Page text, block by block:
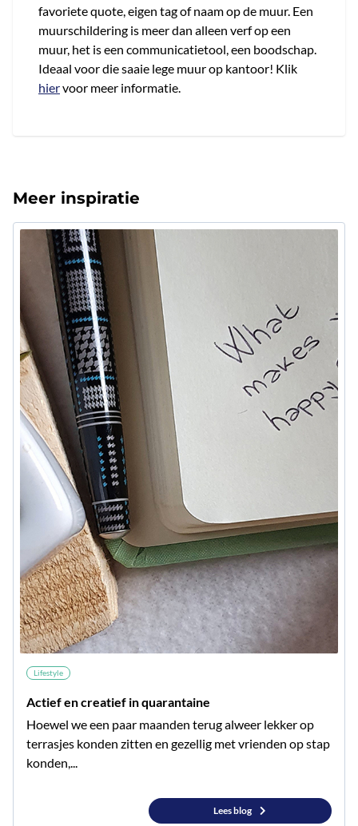
favoriete quote, eigen tag of naam op de muur. Een
muurschildering is meer dan alleen verf op een
muur, het is een communicatietool, een boodschap.
Ideaal voor die saaie lege muur op kantoor! Klik
hiervoor meer informatie.
Meer inspiratie
Lifestyle
Actief en creatief in quarantaine
Hoewel we een paar maanden terug alweer lekker op
terrasjes konden zitten en gezellig met vrienden op stap
konden,...
Lees blog